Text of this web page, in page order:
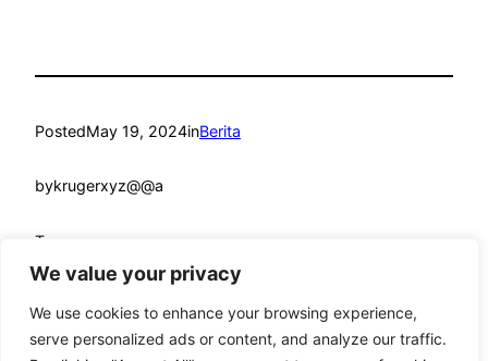
We value your privacy
We use cookies to enhance your browsing experience,
serve personalized ads or content, and analyze our traffic.
PostedMay 19, 2024inBerita
bykrugerxyz@@a
Tags: